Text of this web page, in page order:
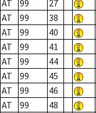
AT
99 27
AT
99 38
AT
99 40
AT
99 41
AT
99 44
AT
99 45
AT
99 46
AT
99 48